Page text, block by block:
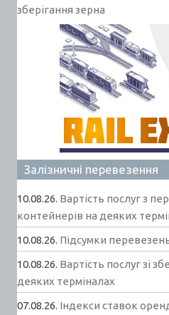
зберігання зерна
Залізничні перевезення
10.08.26. Вартість послуг з
контейнерів на деяких
10.08.26. Підсумки
10.08.26. Вартість послуг зі
деяких терміналах
07.08.26. Індекси ставок